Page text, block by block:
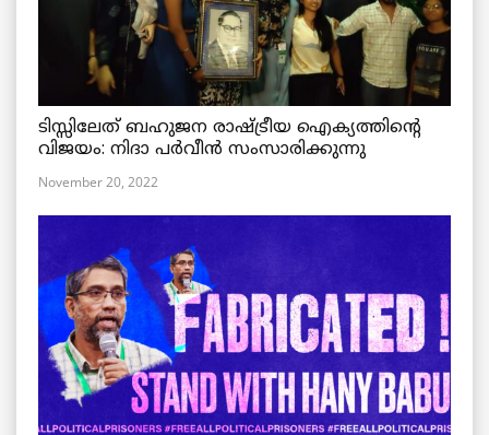
ടിസ്സിലേത് ബഹുജന രാഷ്ട്രീയ ഐക്യത്തിന്റെ
വിജയം: നിദാ പർവീൻ സംസാരിക്കുന്നു
November 20, 2022